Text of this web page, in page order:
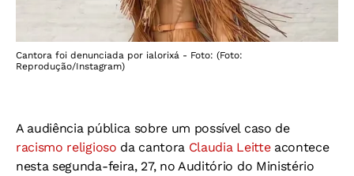
Cantora foi denunciada por ialorixá - Foto: (Foto:
Reprodução/Instagram)
A audiência pública sobre um possível caso de
racismo religioso da cantora Claudia Leitteacontece
nesta segunda-feira, 27, no Auditório do Ministério